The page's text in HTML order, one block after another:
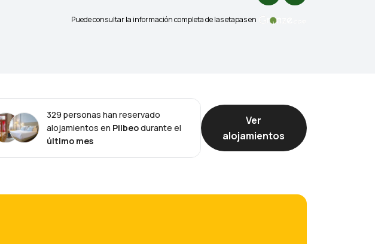
Puede consultar la información completa de las etapas en
329 personas han reservado
alojamientos en Pilbeodurante el
último mes
Ver
alojamientos